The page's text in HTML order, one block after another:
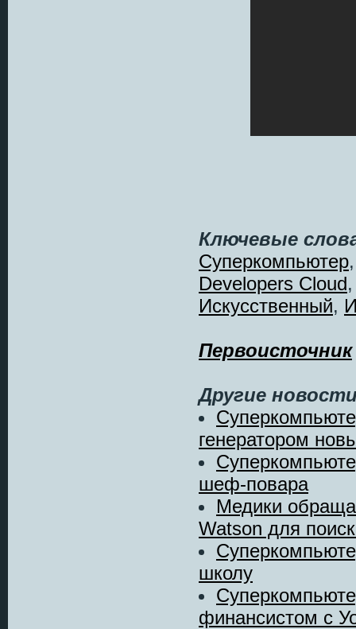
Ключевые
Суперкомпьютер
Developers Cloud
Искусственный,
Первоисточник
Другие
генератором
шеф-повара
Медики
Watson для
школу
финансистом с